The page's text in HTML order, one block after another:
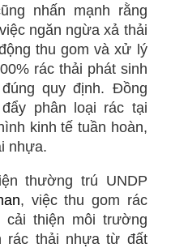
nhấn mạnh rằng
ngăn ngừa xả thải
thu gom và xử lý
rác thải phát sinh
quy định. Đồng
phân loại rác tại
kinh tế tuần hoàn,
nhựa.
thường trú UNDP
, việc thu gom rác
cải thiện môi trường
rác thải nhựa từ đất